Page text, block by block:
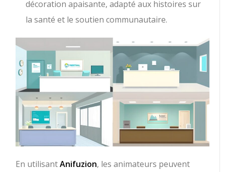
décoration apaisante, adapté aux histoires sur
la santé et le soutien communautaire.
En utilisantAnifuzion, les animateurs peuvent